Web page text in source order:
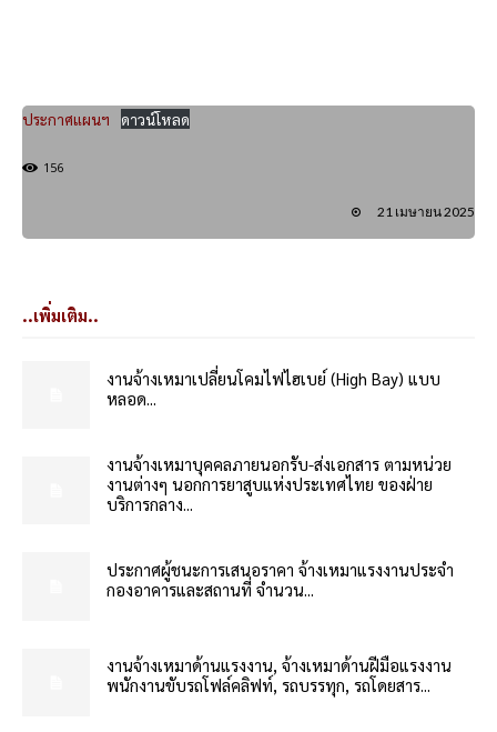
ประกาศแผนฯ ดาวน์โหลด
156
21 เมษายน 2025
..เพิ่มเติม..
งานจ้างเหมาเปลี่ยนโคมไฟไฮเบย์ (High Bay) แบบ
หลอด...
งานจ้างเหมาบุคคลภายนอกรับ-ส่งเอกสาร ตามหน่วย
งานต่างๆ นอกการยาสูบแห่งประเทศไทย ของฝ่าย
บริการกลาง...
ประกาศผู้ชนะการเสนอราคา จ้างเหมาแรงงานประจำ
กองอาคารและสถานที่ จำนวน...
งานจ้างเหมาด้านแรงงาน, จ้างเหมาด้านฝีมือแรงงาน
พนักงานขับรถโฟล์คลิฟท์, รถบรรทุก, รถโดยสาร...